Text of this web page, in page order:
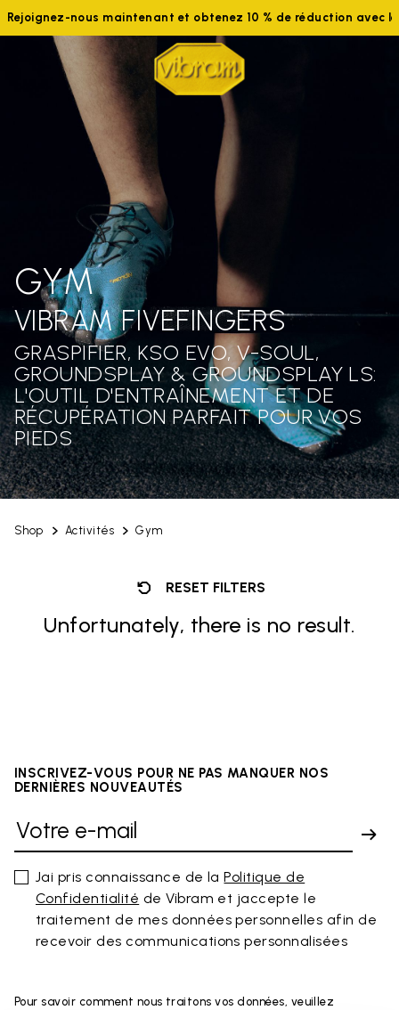
Rejoignez-nous maintenant et obtenez 10 % de réduction avec le
Shop Activités Gym
GYM
VIBRAM FIVEFINGERS
GRASPIFIER, KSO EVO, V-SOUL,
GROUNDSPLAY & GROUNDSPLAY LS:
L'OUTIL D'ENTRAÎNEMENT ET DE
RÉCUPÉRATION PARFAIT POUR VOS
PIEDS
RESET FILTERS
Unfortunately, there is no result.
INSCRIVEZ-VOUS POUR NE PAS MANQUER NOS
DERNIÈRES NOUVEAUTÉS
Jai pris connaissance de laPolitique de
Confidentialité de Vibram et jaccepte le
traitement de mes données personnelles afin de
recevoir des communications personnalisées
Pour savoir comment nous traitons vos données, veuillez